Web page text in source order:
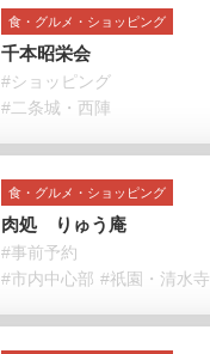
食・グルメ・ショッピング
千本昭栄会
#ショッピング
#二条城・西陣
食・グルメ・ショッピング
肉処 りゅう庵
#事前予約
#市内中心部 #祇園・清水寺